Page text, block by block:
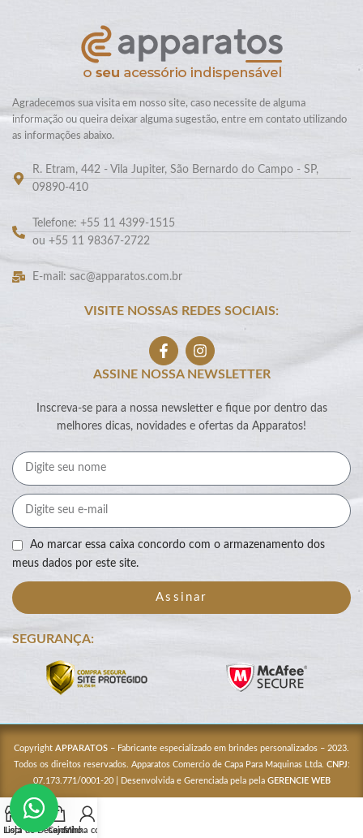
Agradecemos sua visita em nosso site, caso necessite de alguma
informação ou queira deixar alguma sugestão, entre em contato utilizando
as informações abaixo.
R. Etram, 442 - Vila Jupiter, São Bernardo do Campo - SP,
09890-410
Telefone: +55 11 4399-1515
ou +55 11 98367-2722
E-mail: sac@apparatos.com.br
VISITE NOSSAS REDES SOCIAIS:
ASSINE NOSSA NEWSLETTER
Inscreva-se para a nossa newsletter e fique por dentro das
melhores dicas, novidades e ofertas da Apparatos!
Ao marcar essa caixa concordo com o armazenamento dos
meus dados por este site.
Assinar
SEGURANÇA:
Copyright APPARATOS – Fabricante especializado em brindes personalizados – 2023.
Todos os direitos reservados. Apparatos Comercio de Capa Para Maquinas Ltda. CNPJ:
07.173.771/0001-20 | Desenvolvida e Gerenciada pela pela GERENCIE WEB
Loja
Lista de Desejos
CarrinhoMinha conta